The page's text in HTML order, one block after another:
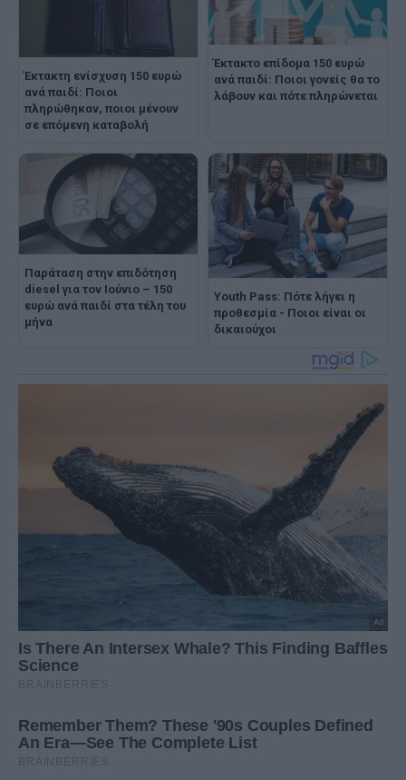
Έκτακτη ενίσχυση 150 ευρώ
ανά παιδί: Ποιοι
πληρώθηκαν, ποιοι μένουν
σε επόμενη καταβολή
Έκτακτο επίδομα 150 ευρώ
ανά παιδί: Ποιοι γονείς θα το
λάβουν και πότε πληρώνεται
Παράταση στην επιδότηση
diesel για τον Ιούνιο – 150
ευρώ ανά παιδί στα τέλη του
μήνα
Youth Pass: Πότε λήγει η
προθεσμία - Ποιοι είναι οι
δικαιούχοι